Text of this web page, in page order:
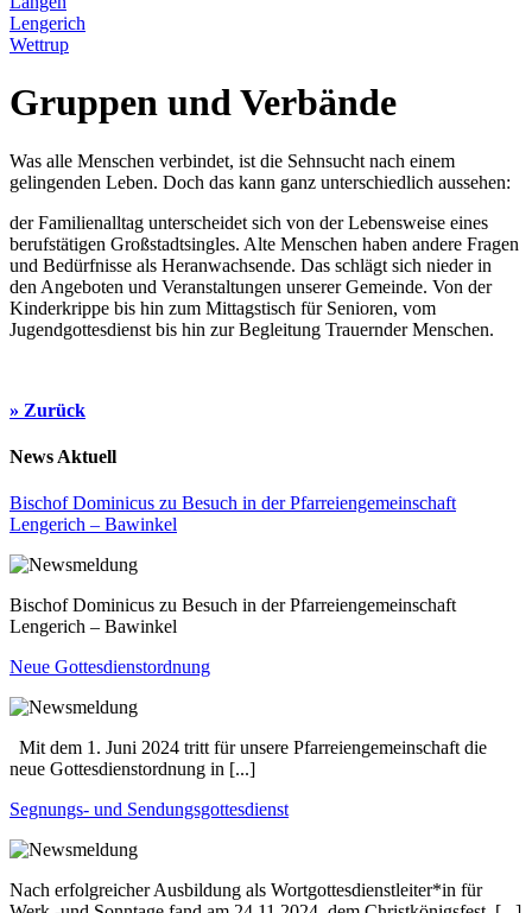
Lengerich
Wettrup
Gruppen und Verbände
Was alle Menschen verbindet, ist die Sehnsucht nach einem
gelingenden Leben. Doch das kann ganz unterschiedlich aussehen:
der Familienalltag unterscheidet sich von der Lebensweise eines
berufstätigen Großstadtsingles. Alte Menschen haben andere Fragen
und Bedürfnisse als Heranwachsende. Das schlägt sich nieder in
den Angeboten und Veranstaltungen unserer Gemeinde. Von der
Kinderkrippe bis hin zum Mittagstisch für Senioren, vom
Jugendgottesdienst bis hin zur Begleitung Trauernder Menschen.
» Zurück
News Aktuell
Bischof Dominicus zu Besuch in der Pfarreiengemeinschaft
Lengerich – Bawinkel
Bischof Dominicus zu Besuch in der Pfarreiengemeinschaft
Lengerich – Bawinkel
Neue Gottesdienstordnung
Mit dem 1. Juni 2024 tritt für unsere Pfarreiengemeinschaft die
neue Gottesdienstordnung in [...]
Segnungs- und Sendungsgottesdienst
Nach erfolgreicher Ausbildung als Wortgottesdienstleiter*in für